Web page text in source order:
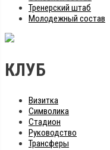
Тренерский штаб
Молодежный состав
КЛУБ
Визитка
Символика
Стадион
Руководство
Трансферы